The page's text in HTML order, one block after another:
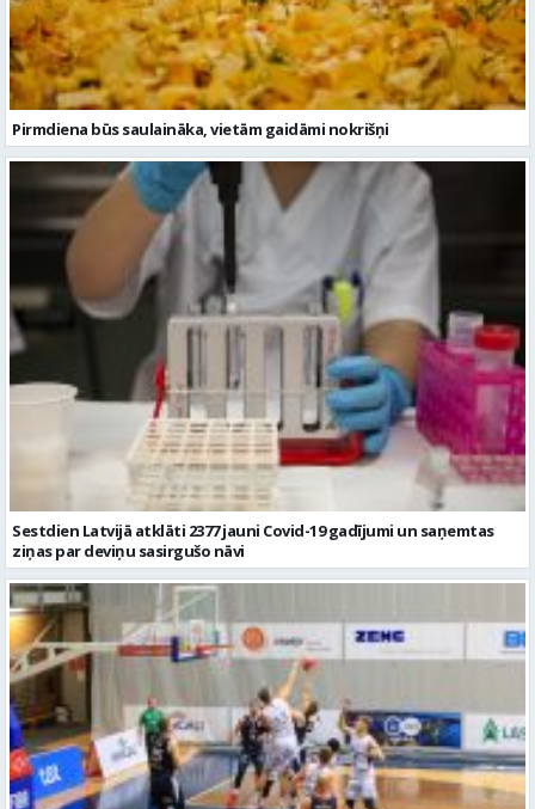
Pirmdiena būs saulaināka, vietām gaidāmi nokrišņi
Sestdien Latvijā atklāti 2377 jauni Covid-19 gadījumi un saņemtas
ziņas par deviņu sasirgušo nāvi